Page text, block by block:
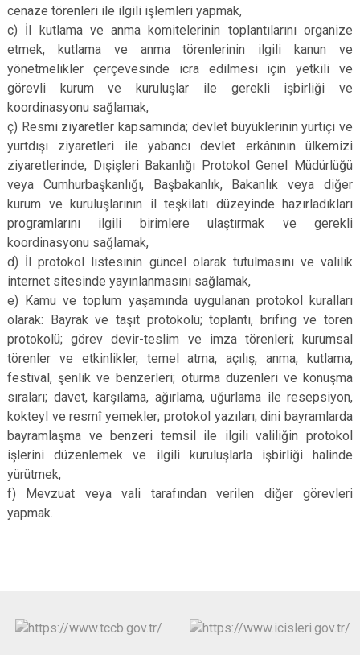
cenaze törenleri ile ilgili işlemleri yapmak,
c) İl kutlama ve anma komitelerinin toplantılarını organize
etmek, kutlama ve anma törenlerinin ilgili kanun ve
yönetmelikler çerçevesinde icra edilmesi için yetkili ve
görevli kurum ve kuruluşlar ile gerekli işbirliği ve
koordinasyonu sağlamak,
ç) Resmi ziyaretler kapsamında; devlet büyüklerinin yurtiçi ve
yurtdışı ziyaretleri ile yabancı devlet erkânının ülkemizi
ziyaretlerinde, Dışişleri Bakanlığı Protokol Genel Müdürlüğü
veya Cumhurbaşkanlığı, Başbakanlık, Bakanlık veya diğer
kurum ve kuruluşlarının il teşkilatı düzeyinde hazırladıkları
programlarını ilgili birimlere ulaştırmak ve gerekli
koordinasyonu sağlamak,
d) İl protokol listesinin güncel olarak tutulmasını ve valilik
internet sitesinde yayınlanmasını sağlamak,
e) Kamu ve toplum yaşamında uygulanan protokol kuralları
olarak: Bayrak ve taşıt protokolü; toplantı, brifing ve tören
protokolü; görev devir-teslim ve imza törenleri; kurumsal
törenler ve etkinlikler, temel atma, açılış, anma, kutlama,
festival, şenlik ve benzerleri; oturma düzenleri ve konuşma
sıraları; davet, karşılama, ağırlama, uğurlama ile resepsiyon,
kokteyl ve resmî yemekler; protokol yazıları; dini bayramlarda
bayramlaşma ve benzeri temsil ile ilgili valiliğin protokol
işlerini düzenlemek ve ilgili kuruluşlarla işbirliği halinde
yürütmek,
f) Mevzuat veya vali tarafından verilen diğer görevleri
yapmak.